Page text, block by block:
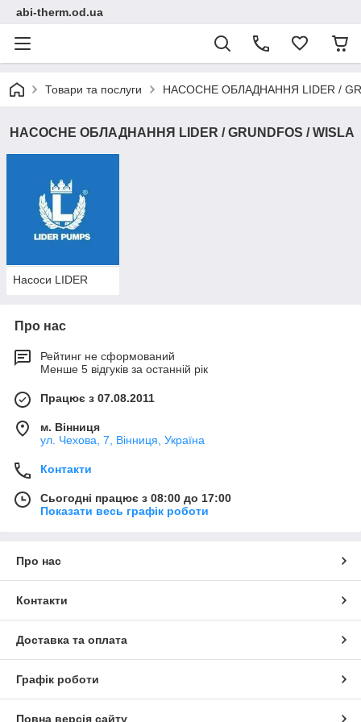
abi-therm.od.ua
Товари та послуги НАСОСНЕ ОБЛАДНАННЯ LIDER /
НАСОСНЕ ОБЛАДНАННЯ LIDER / GRUNDFOS / WISLA
Насоси LIDER
Про нас
Рейтинг не сформований
Менше 5 відгуків за останній рік
Працює з 07.08.2011
м. Вінниця
ул. Чехова, 7, Вінниця, Україна
Контакти
Сьогодні працює з 08:00 до 17:00
Показати весь графік роботи
Про нас
Контакти
Доставка та оплата
Графік роботи
Повна версія сайту